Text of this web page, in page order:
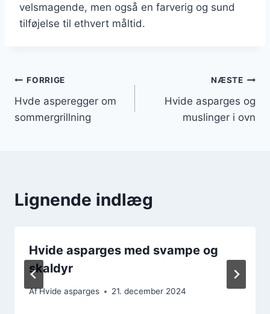
velsmagende, men også en farverig og sund
tilføjelse til ethvert måltid.
Indlægsnavigation
FORRIGE
Hvde asperegger om
sommergrillning
NÆSTE
Hvide asparges og
muslinger i ovn
Lignende indlæg
Hvide asparges med svampe og
skaldyr
AfHvide asparges 21. december 2024